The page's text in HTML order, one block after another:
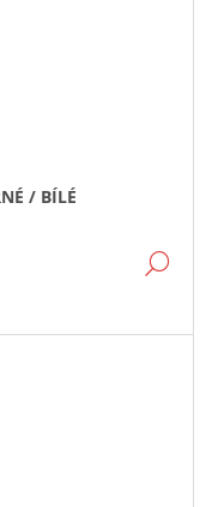
/ BÍLÉ